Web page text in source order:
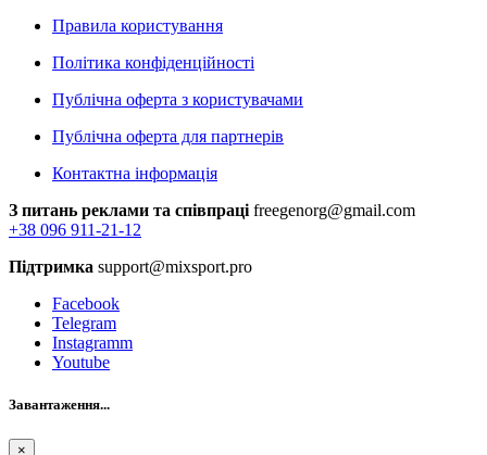
Правила користування
Політика конфіденційності
Публічна оферта з користувачами
Публічна оферта для партнерів
Контактна інформація
З питань реклами та співпраці freegenorg@gmail.com
+38 096 911-21-12
Підтримка support@mixsport.pro
Facebook
Telegram
Instagramm
Youtube
Завантаження...
×